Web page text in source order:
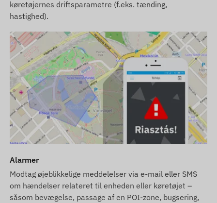
køretøjernes driftsparametre (f.eks. tænding,
hastighed).
Alarmer
Modtag øjeblikkelige meddelelser via e-mail eller SMS
om hændelser relateret til enheden eller køretøjet –
såsom bevægelse, passage af en POI-zone, bugsering,